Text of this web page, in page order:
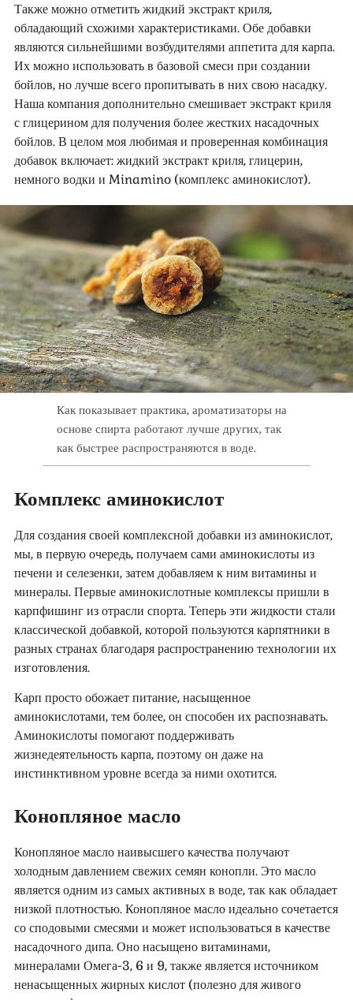
Также можно отметить жидкий экстракт криля,
обладающий схожими характеристиками. Обе добавки
являются сильнейшими возбудителями аппетита для карпа.
Их можно использовать в базовой смеси при создании
бойлов, но лучше всего пропитывать в них свою насадку.
Наша компания дополнительно смешивает экстракт криля
с глицерином для получения более жестких насадочных
бойлов. В целом моя любимая и проверенная комбинация
добавок включает: жидкий экстракт криля, глицерин,
немного водки и Minamino (комплекс аминокислот).
Как показывает практика, ароматизаторы на
основе спирта работают лучше других, так
как быстрее распространяются в воде.
Комплекс аминокислот
Для создания своей комплексной добавки из аминокислот,
мы, в первую очередь, получаем сами аминокислоты из
печени и селезенки, затем добавляем к ним витамины и
минералы. Первые аминокислотные комплексы пришли в
карпфишинг из отрасли спорта. Теперь эти жидкости стали
классической добавкой, которой пользуются карпятники в
разных странах благодаря распространению технологии их
изготовления.
Карп просто обожает питание, насыщенное
аминокислотами, тем более, он способен их распознавать.
Аминокислоты помогают поддерживать
жизнедеятельность карпа, поэтому он даже на
инстинктивном уровне всегда за ними охотится.
Конопляное масло
Конопляное масло наивысшего качества получают
холодным давлением свежих семян конопли. Это масло
является одним из самых активных в воде, так как обладает
низкой плотностью. Конопляное масло идеально сочетается
со сподовыми смесями и может использоваться в качестве
насадочного дипа. Оно насыщено витаминами,
минералами Омега-3, 6 и 9, также является источником
ненасыщенных жирных кислот (полезно для живого